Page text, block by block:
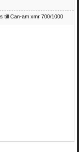
till Can-am xmr 700/1000
bra och du kan nÃ¥ mig
har en som du vill sÃ¤lja
bra och du kan nÃÂ¥